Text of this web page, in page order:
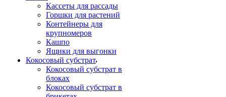
Кассеты для рассады
Горшки для растений
Контейнеры для
крупномеров
Кашпо
Ящики для выгонки
Кокосовый субстрат
Кокосовый субстрат в
блоках
Кокосовый субстрат в